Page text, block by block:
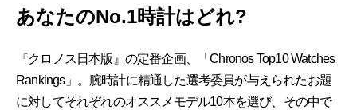
あなたのNo.1時計はどれ?
『クロノス日本版』の定番企画、「Chronos Top10 Watches
Rankings」。腕時計に精通した選考委員が与えられたお題
に対してそれぞれのオススメモデル10本を選び、その中で